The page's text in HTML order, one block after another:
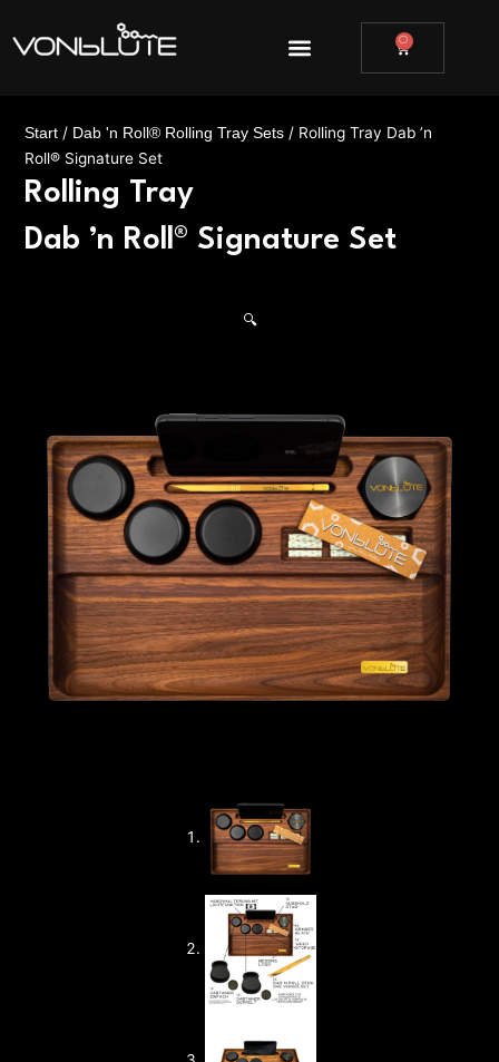
Inhalt
springen
0
Start / Dab 'n Roll® Rolling Tray Sets / Rolling Tray Dab ’n
Roll® Signature Set
Rolling Tray
Dab ’n Roll® Signature Set
🔍